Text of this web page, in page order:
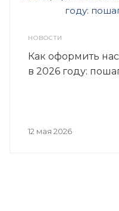
НОВОСТИ
Как оформить
в 2026 году:
12 мая 2026